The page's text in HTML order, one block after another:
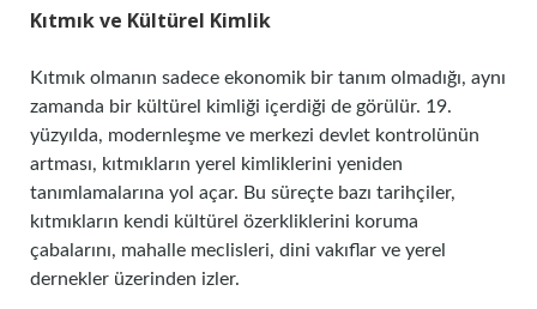
Kıtmık ve Kültürel Kimlik
Kıtmık olmanın sadece ekonomik bir tanım olmadığı, aynı
zamanda bir kültürel kimliği içerdiği de görülür. 19.
yüzyılda, modernleşme ve merkezi devlet kontrolünün
artması, kıtmıkların yerel kimliklerini yeniden
tanımlamalarına yol açar. Bu süreçte bazı tarihçiler,
kıtmıkların kendi kültürel özerkliklerini koruma
çabalarını, mahalle meclisleri, dini vakıflar ve yerel
dernekler üzerinden izler.